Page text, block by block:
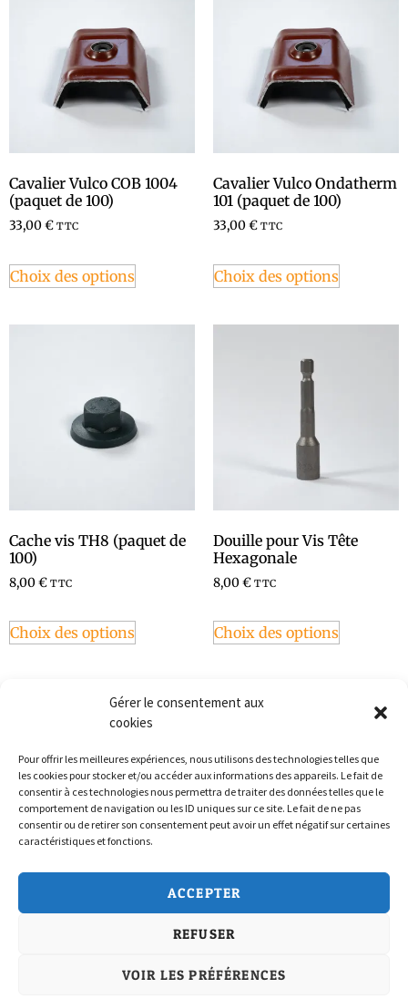
Gérer le consentement aux
cookies
Pour offrir les meilleures expériences, nous utilisons des technologies telles que
les cookies pour stocker et/ou accéder aux informations des appareils. Le fait de
consentir à ces technologies nous permettra de traiter des données telles que le
comportement de navigation ou les ID uniques sur ce site. Le fait de ne pas
consentir ou de retirer son consentement peut avoir un effet négatif sur certaines
caractéristiques et fonctions.
ACCEPTER
REFUSER
VOIR LES PRÉFÉRENCES
Cavalier Vulco COB 1004
(paquet de 100)
33,00€ TTC
Choix des options
Cavalier Vulco Ondatherm
101 (paquet de 100)
33,00€ TTC
Choix des options
Cache vis TH8 (paquet de
100)
8,00€ TTC
Choix des options
Douille pour Vis Tête
Hexagonale
8,00€ TTC
Choix des options
Politique de confidentialité
Conditions Générales de Vente
Politique de cookies (UE)
Nous Contacter